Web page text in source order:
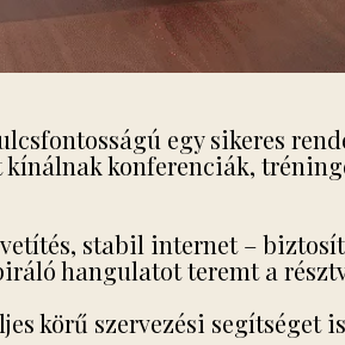
egy sikeres
konferenciák,
stabil internet –
hangulatot teremt a
körű szervezési